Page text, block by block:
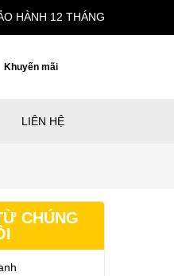
HÀNH 12 THÁNG
Khuyến mãi
LIÊN HỆ
CHÚNG